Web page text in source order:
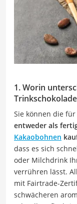
1. Worin
Sie können die
entweder als
Kakaobohnen
dass es sich
oder Milchdrink
verrühren lässt.
mit Fairtrade-
schwächeren